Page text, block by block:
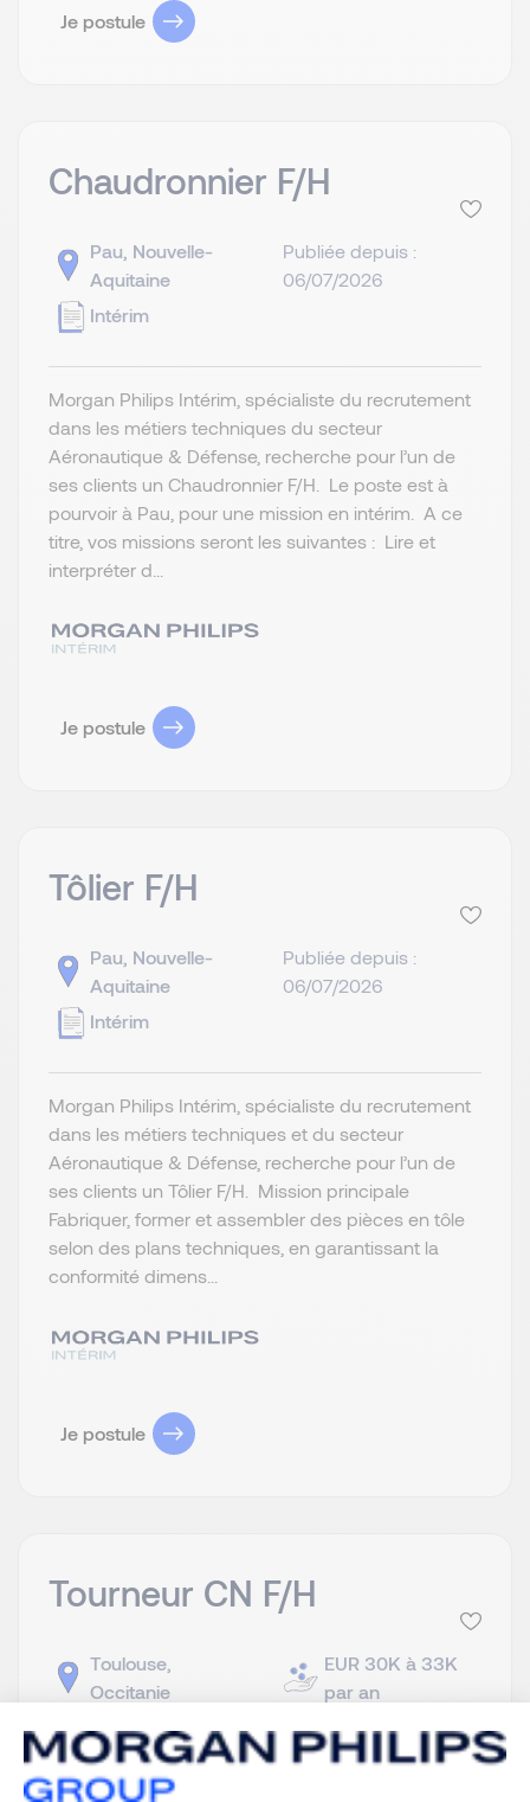
Je postule
Chaudronnier F/H
Pau, Nouvelle-
Aquitaine
Intérim
Publiée depuis :
06/07/2026
Morgan Philips Intérim, spécialiste du recrutement
dans les métiers techniques du secteur
Aéronautique & Défense, recherche pour l’un de
ses clients un Chaudronnier F/H. Le poste est à
pourvoir à Pau, pour une mission en intérim. A ce
titre, vos missions seront les suivantes : Lire et
interpréter d...
Je postule
Tôlier F/H
Pau, Nouvelle-
Aquitaine
Intérim
Publiée depuis :
06/07/2026
Morgan Philips Intérim, spécialiste du recrutement
dans les métiers techniques et du secteur
Aéronautique & Défense, recherche pour l’un de
ses clients un Tôlier F/H. Mission principale
Fabriquer, former et assembler des pièces en tôle
selon des plans techniques, en garantissant la
conformité dimens...
Je postule
Tourneur CN F/H
Toulouse,
Occitanie
Intérim
EUR 30K à 33K
par an
Publiée depuis :
06/07/2026